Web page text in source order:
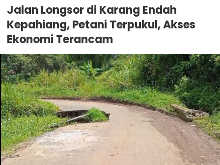
Jalan Longsor di Karang Endah
Kepahiang, Petani Terpukul, Akses
Ekonomi Terancam